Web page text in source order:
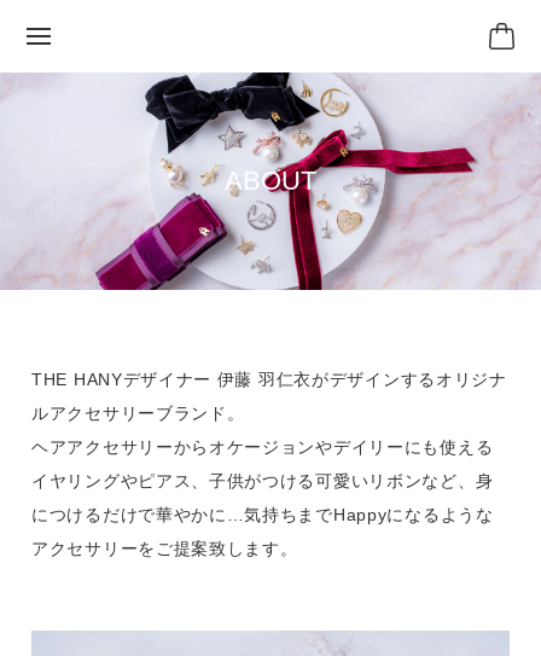
ABOUT
THE HANYデザイナー 伊藤 羽仁衣がデザインするオリジナ
ルアクセサリーブランド。
ヘアアクセサリーからオケージョンやデイリーにも使える
イヤリングやピアス、子供がつける可愛いリボンなど、身
につけるだけで華やかに…気持ちまでHappyになるような
アクセサリーをご提案致します。